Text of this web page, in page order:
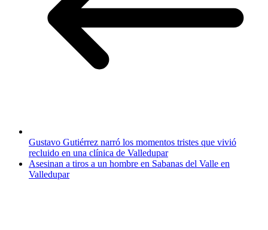
Gustavo Gutiérrez narró los momentos tristes que vivió
recluido en una clínica de Valledupar
Asesinan a tiros a un hombre en Sabanas del Valle en
Valledupar